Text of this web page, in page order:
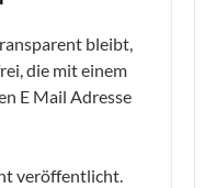
bleibt,
die mit einem
E Mail Adresse
veröffentlicht.